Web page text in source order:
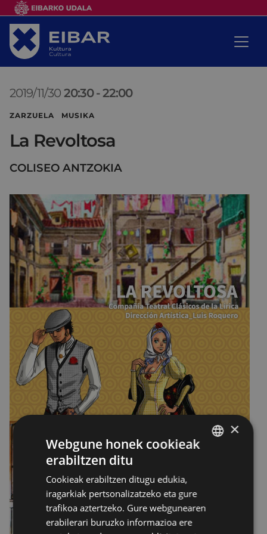
2019/11/30 20:30 -22:00
ZARZUELA MUSIKA
La Revoltosa
COLISEO ANTZOKIA
×
Webgune honek cookieak
erabiltzen ditu
Cookieak erabiltzen ditugu edukia,
iragarkiak pertsonalizatzeko eta gure
trafikoa aztertzeko. Gure webgunearen
erabilerari buruzko informazioa ere